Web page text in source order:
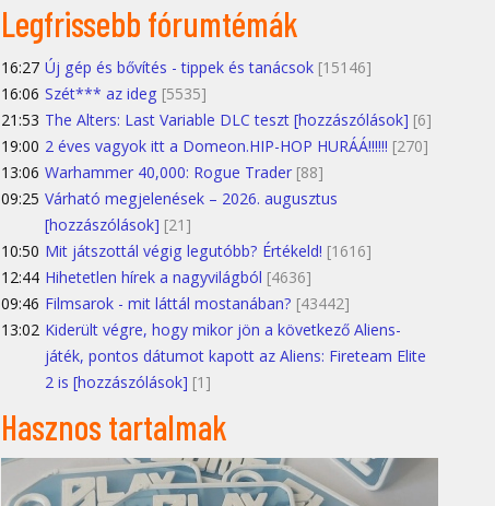
Legfrissebb fórumtémák
16:27 Új gép és bővítés - tippek és tanácsok [15146]
16:06 Szét*** az ideg [5535]
21:53 The Alters: Last Variable DLC teszt [hozzászólások] [6]
19:00 2 éves vagyok itt a Domeon.HIP-HOP HURÁÁ!!!!!! [270]
13:06 Warhammer 40,000: Rogue Trader [88]
09:25 Várható megjelenések – 2026. augusztus
[hozzászólások] [21]
10:50 Mit játszottál végig legutóbb? Értékeld! [1616]
12:44 Hihetetlen hírek a nagyvilágból [4636]
09:46 Filmsarok - mit láttál mostanában? [43442]
13:02 Kiderült végre, hogy mikor jön a következő Aliens-
játék, pontos dátumot kapott az Aliens: Fireteam Elite
2 is [hozzászólások] [1]
Hasznos tartalmak